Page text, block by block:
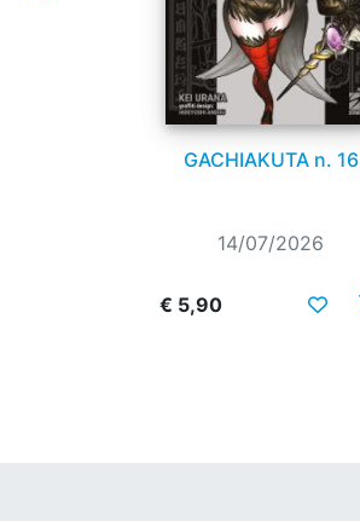
GACHIAKUTA n. 16
14/07/2026
€ 5,90